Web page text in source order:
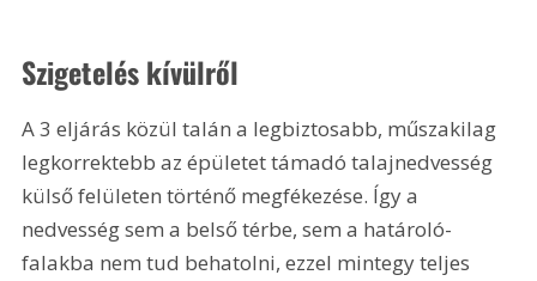
Szigetelés kívülről
A 3 eljárás közül talán a legbiztosabb, műszakilag
legkorrektebb az épületet támadó talajnedvesség
külső felületen történő megfékezése. Így a
nedvesség sem a belső térbe, sem a határoló-
falakba nem tud behatolni, ezzel mintegy teljes